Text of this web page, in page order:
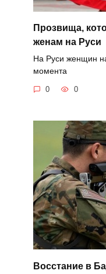
Прозвища,
женам на Руси
На Руси женщин
момента
0 0
Восстание в